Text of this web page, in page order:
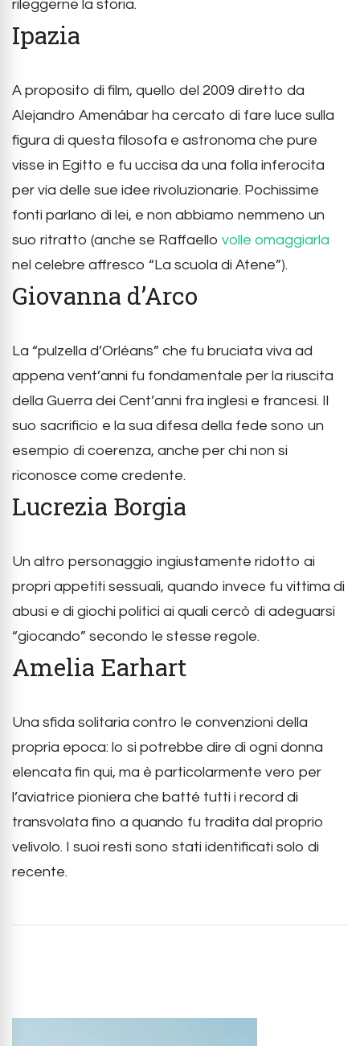
rileggerne la storia.
Ipazia
A proposito di film, quello del 2009 diretto da
Alejandro Amenábar ha cercato di fare luce sulla
figura di questa filosofa e astronoma che pure
visse in Egitto e fu uccisa da una folla inferocita
per via delle sue idee rivoluzionarie. Pochissime
fonti parlano di lei, e non abbiamo nemmeno un
suo ritratto (anche se Raffaello volle omaggiarla
nel celebre affresco “La scuola di Atene”).
Giovanna d’Arco
La “pulzella d’Orléans” che fu bruciata viva ad
appena vent’anni fu fondamentale per la riuscita
della Guerra dei Cent’anni fra inglesi e francesi. Il
suo sacrificio e la sua difesa della fede sono un
esempio di coerenza, anche per chi non si
riconosce come credente.
Lucrezia Borgia
Un altro personaggio ingiustamente ridotto ai
propri appetiti sessuali, quando invece fu vittima di
abusi e di giochi politici ai quali cercò di adeguarsi
“giocando” secondo le stesse regole.
Amelia Earhart
Una sfida solitaria contro le convenzioni della
propria epoca: lo si potrebbe dire di ogni donna
elencata fin qui, ma è particolarmente vero per
l’aviatrice pioniera che batté tutti i record di
transvolata fino a quando fu tradita dal proprio
velivolo. I suoi resti sono stati identificati solo di
recente.